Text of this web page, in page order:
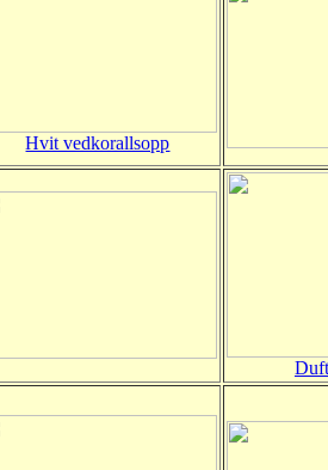
Hvit vedkorallsopp